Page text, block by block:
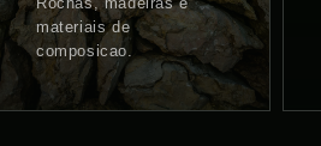
materiais de
composicao.